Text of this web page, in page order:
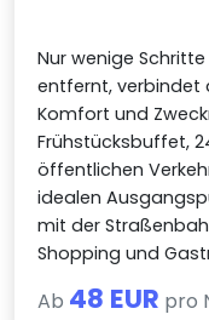
Nur wenige
entfernt, verbindet
Komfort und
Frühstücksbuffet,
öffentlichen
idealen
mit der
Shopping und
Ab 48 EUR pro